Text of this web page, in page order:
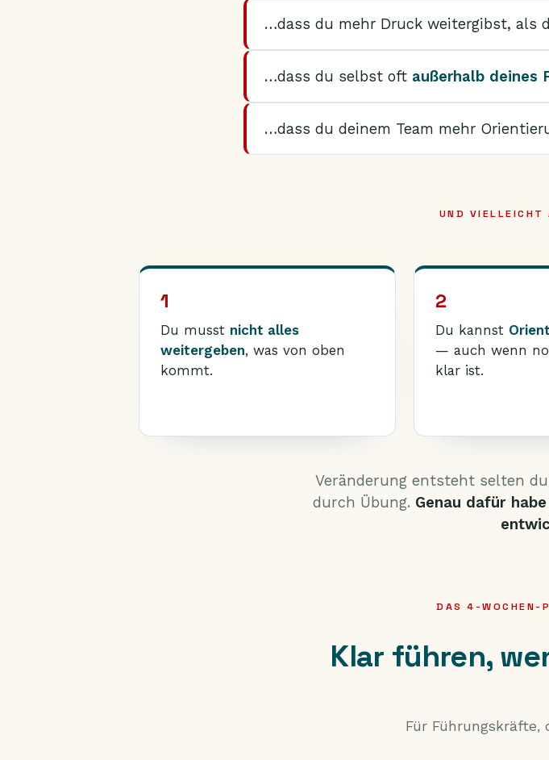
…dass du mehr Druck weitergibst, als
…dass du selbst oft außerhalb deines
…dass du deinem Team mehr
UND
1
Du musst nicht alles
weitergeben, was von oben
kommt.
2
Du kannst
— auch wenn
klar ist.
Veränderung entsteht selten
durch Übung. Genau dafür
DAS 4-WOCHEN-
Klar führen,
Für Führungskräfte,